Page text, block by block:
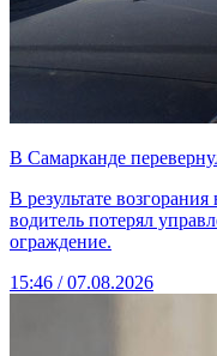
В Самарканде
В результате
водитель потерял
ограждение.
15:46 / 07.08.2026